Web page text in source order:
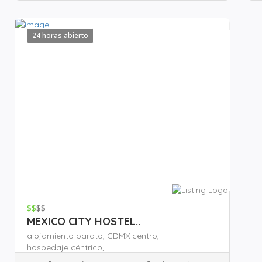
Guardar24 horas abierto
$$$$
MEXICO CITY HOSTEL..
alojamiento barato, CDMX centro,
hospedaje céntrico,